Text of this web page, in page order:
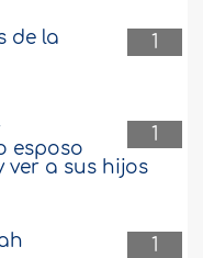
1
de la
1
esposo
ver a sus hijos
1